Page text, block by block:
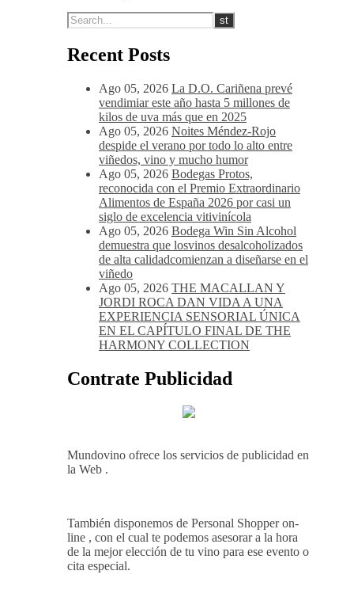
Recent Posts
Ago 05, 2026 La D.O. Cariñena prevé
vendimiar este año hasta 5 millones de
kilos de uva más que en 2025
Ago 05, 2026 Noites Méndez-Rojo
despide el verano por todo lo alto entre
viñedos, vino y mucho humor
Ago 05, 2026 Bodegas Protos,
reconocida con el Premio Extraordinario
Alimentos de España 2026 por casi un
siglo de excelencia vitivinícola
Ago 05, 2026 Bodega Win Sin Alcohol
demuestra que losvinos desalcoholizados
de alta calidadcomienzan a diseñarse en el
viñedo
Ago 05, 2026 THE MACALLAN Y
JORDI ROCA DAN VIDA A UNA
EXPERIENCIA SENSORIAL ÚNICA
EN EL CAPÍTULO FINAL DE THE
HARMONY COLLECTION
Contrate Publicidad
Mundovino ofrece los servicios de publicidad en
la Web .
También disponemos de Personal Shopper on-
line , con el cual te podemos asesorar a la hora
de la mejor elección de tu vino para ese evento o
cita especial.